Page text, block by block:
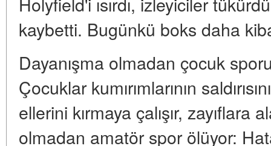
kaybetti. Bugünkü boks daha
Dayanışma olmadan çocuk
Çocuklar kumırımlarının
ellerini kırmaya çalışır, zayıflara
olmadan amatör spor ölüyor: